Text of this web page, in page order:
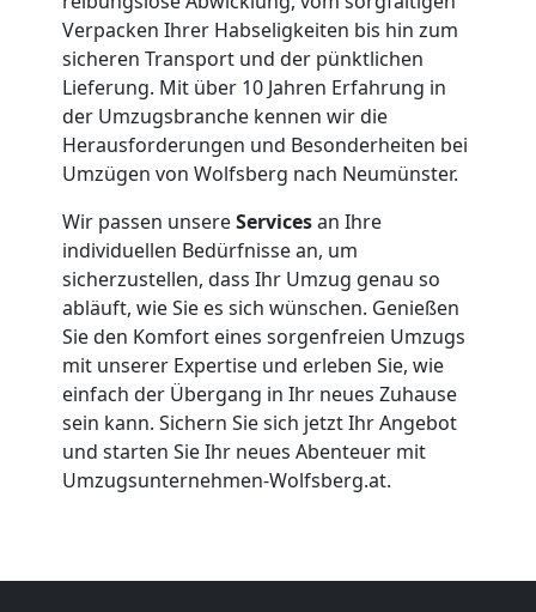
Verpacken Ihrer Habseligkeiten bis hin zum
sicheren Transport und der pünktlichen
Lieferung. Mit über 10 Jahren Erfahrung in
der Umzugsbranche kennen wir die
Herausforderungen und Besonderheiten bei
Umzügen von Wolfsberg nach Neumünster.
Wir passen unsereServicesan Ihre
individuellen Bedürfnisse an, um
sicherzustellen, dass Ihr Umzug genau so
abläuft, wie Sie es sich wünschen. Genießen
Sie den Komfort eines sorgenfreien Umzugs
mit unserer Expertise und erleben Sie, wie
einfach der Übergang in Ihr neues Zuhause
sein kann. Sichern Sie sich jetzt Ihr Angebot
und starten Sie Ihr neues Abenteuer mit
Umzugsunternehmen-Wolfsberg.at.
Firmenumzug
Wolfsberg
Büroumzug
Wolfsberg
Expressumzug
Wolfsberg
Tragehilfe